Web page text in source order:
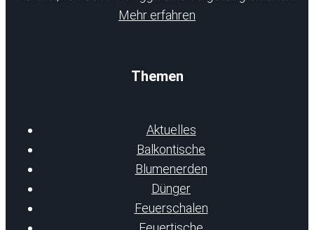
Mehr erfahren
Themen
Aktuelles
Balkontische
Blumenerden
Dünger
Feuerschalen